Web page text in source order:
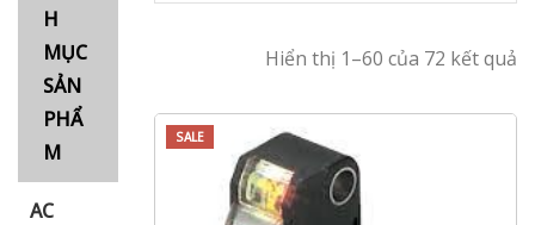
H
MỤC
SẢN
PHẨ
M
AC
Hiển thị 1–60 của 72 kết quả
SALE